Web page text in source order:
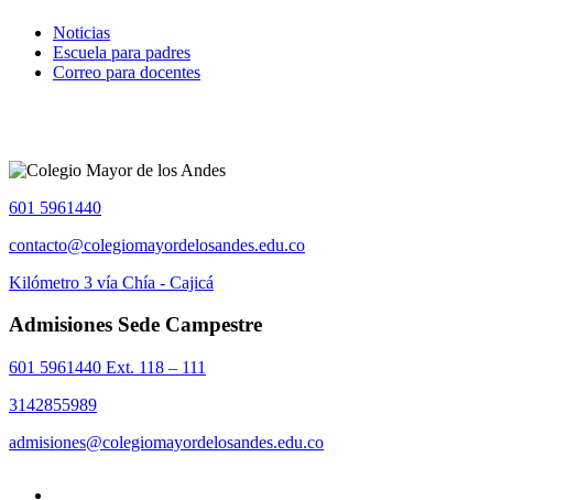
Noticias
Escuela para padres
Correo para docentes
601 5961440
contacto@colegiomayordelosandes.edu.co
Kilómetro 3 vía Chía - Cajicá
Admisiones Sede Campestre
601 5961440 Ext. 118 – 111
3142855989
admisiones@colegiomayordelosandes.edu.co